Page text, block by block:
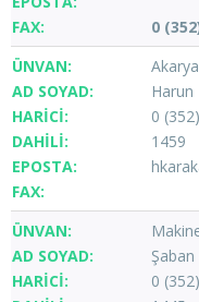
0
Harun
0
1459
Şaban
0